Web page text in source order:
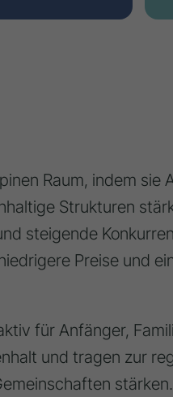
Raum, indem sie
Strukturen
steigende
Preise und
für Anfänger,
und tragen zur